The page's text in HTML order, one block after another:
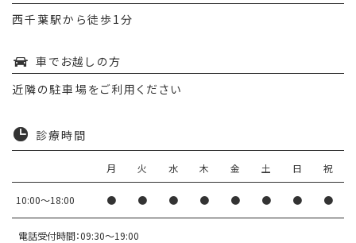
西千葉駅から徒歩1分
車でお越しの方
近隣の駐車場をご利用ください
診療時間
月 火 水 木 金 土 日 祝
10:00〜18:00 ● ● ● ● ● ● ● ●
電話受付時間：09:30～19:00